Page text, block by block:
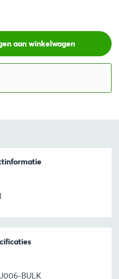
aan winkelwagen
BULK